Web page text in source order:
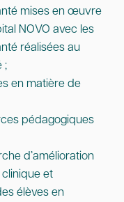
mises en œuvre
NOVO avec les
réalisées au
;
en matière de
pédagogiques
d’amélioration
et
élèves en